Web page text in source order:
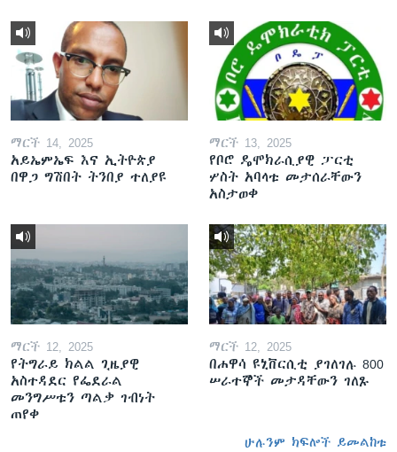
ማርች 14, 2025
አይኤምኤፍ እና ኢትዮጵያ
በዋጋ ግሽበት ትንበያ ተለያዩ
ማርች 13, 2025
የቦሮ ዴሞክራሲያዊ ፓርቲ
ሦስት አባላቱ መታሰራቸውን
አስታወቀ
ማርች 12, 2025
የትግራይ ክልል ጊዜያዊ
አስተዳደር የፌደራል
መንግሥቱን ጣልቃ ገብነት
ጠየቀ
ማርች 12, 2025
በሐዋሳ ዩኒቨርሲቲ ያገለገሉ 800
ሠራተኞች መታዳቸውን ገለጹ
ሁሉንም ክፍሎች ይመልከቱ